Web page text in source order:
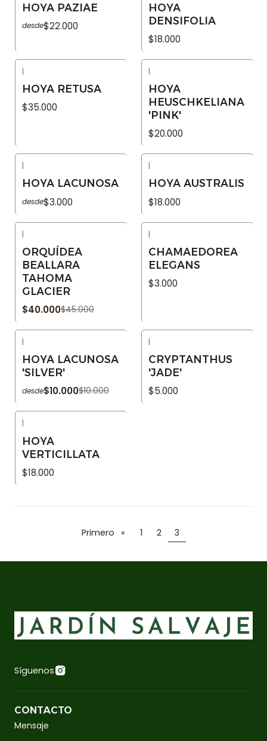
HOYA PAZIAE
desde$22.000
HOYA
DENSIFOLIA
$18.000
|
HOYA RETUSA
$35.000
|
HOYA
HEUSCHKELIANA
'PINK'
$20.000
|
HOYA LACUNOSA
desde$3.000
|
HOYA AUSTRALIS
$18.000
Agotado
|
ORQUÍDEA
BEALLARA
TAHOMA
GLACIER
$40.000$45.000
|
CHAMAEDOREA
ELEGANS
$3.000
Agotado
|
HOYA LACUNOSA
'SILVER'
desde$10.000$10.000
|
CRYPTANTHUS
'JADE'
$5.000
|
HOYA
VERTICILLATA
$18.000
Primero « 1 2 3
Síguenos
CONTACTO
Mensaje